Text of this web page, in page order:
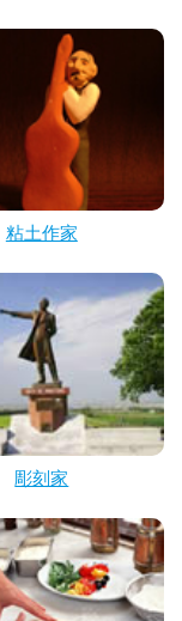
粘土作家
彫刻家